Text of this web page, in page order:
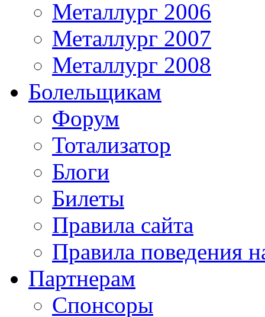
Металлург 2006
Металлург 2007
Металлург 2008
Болельщикам
Форум
Тотализатор
Блоги
Билеты
Правила сайта
Правила поведения
Партнерам
Спонсоры